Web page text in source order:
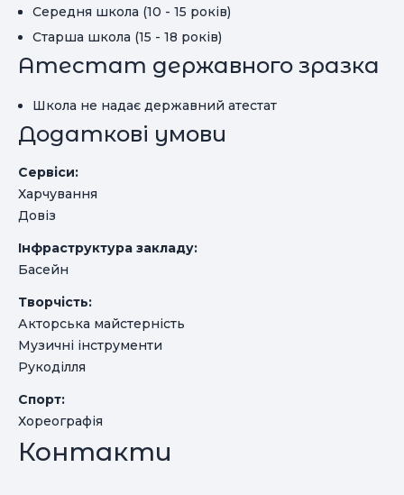
Середня школа (10 - 15 років)
Старша школа (15 - 18 років)
Атестат державного зразка
Школа не надає державний атестат
Додаткові умови
Сервіси:
Харчування
Довіз
Інфраструктура закладу:
Басейн
Творчість:
Акторська майстерність
Музичні інструменти
Рукоділля
Спорт:
Хореографія
Контакти